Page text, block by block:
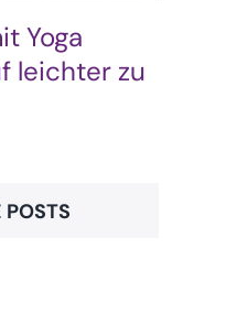
Yoga
leichter zu
POSTS